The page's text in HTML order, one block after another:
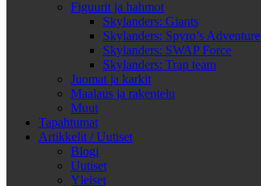
Figuurit ja hahmot
Skylanders: Giants
Skylanders: Spyro’s Adventure
Skylanders: SWAP Force
Skylanders: Trap team
Juomat ja karkit
Maalaus ja rakentelu
Muut
Tapahtumat
Artikkelit / Uutiset
Blogi
Uutiset
Yleiset